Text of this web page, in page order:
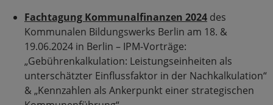
Fachtagung Kommunalfinanzen 2024 des
Kommunalen Bildungswerks Berlin am 18. &
19.06.2024 in Berlin – IPM-Vorträge:
„Gebührenkalkulation: Leistungseinheiten als
unterschätzter Einflussfaktor in der Nachkalkulation“
& „Kennzahlen als Ankerpunkt einer strategischen